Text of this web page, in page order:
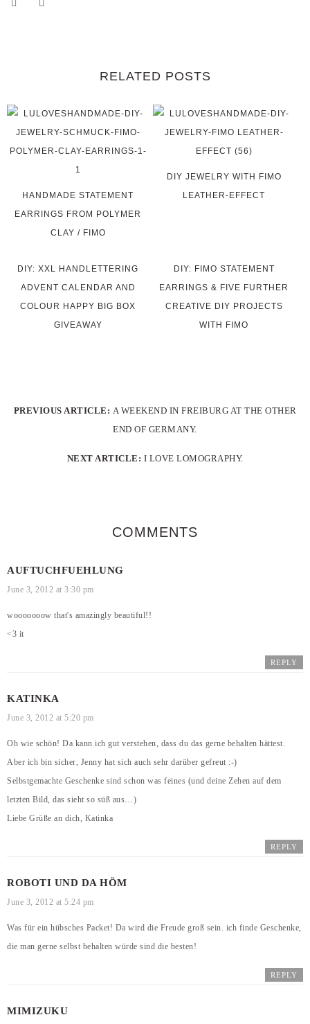
RELATED POSTS
HANDMADE STATEMENT
EARRINGS FROM POLYMER
CLAY / FIMO
DIY JEWELRY WITH FIMO
LEATHER-EFFECT
DIY: XXL HANDLETTERING
ADVENT CALENDAR AND
COLOUR HAPPY BIG BOX
GIVEAWAY
DIY: FIMO STATEMENT
EARRINGS & FIVE FURTHER
CREATIVE DIY PROJECTS
WITH FIMO
PREVIOUS ARTICLE: A WEEKEND IN FREIBURG AT THE OTHER
END OF GERMANY.
NEXT ARTICLE: I LOVE LOMOGRAPHY.
COMMENTS
AUFTUCHFUEHLUNG
June 3, 2012 at 3:30 pm
wooooooow that's amazingly beautiful!!
<3 it
REPLY
KATINKA
June 3, 2012 at 5:20 pm
Oh wie schön! Da kann ich gut verstehen, dass du das gerne behalten hättest.
Aber ich bin sicher, Jenny hat sich auch sehr darüber gefreut :-)
Selbstgemachte Geschenke sind schon was feines (und deine Zehen auf dem
letzten Bild, das sieht so süß aus…)
Liebe Grüße an dich, Katinka
REPLY
ROBOTI UND DA HÖM
June 3, 2012 at 5:24 pm
Was für ein hübsches Packet! Da wird die Freude groß sein. ich finde Geschenke,
die man gerne selbst behalten würde sind die besten!
REPLY
MIMIZUKU